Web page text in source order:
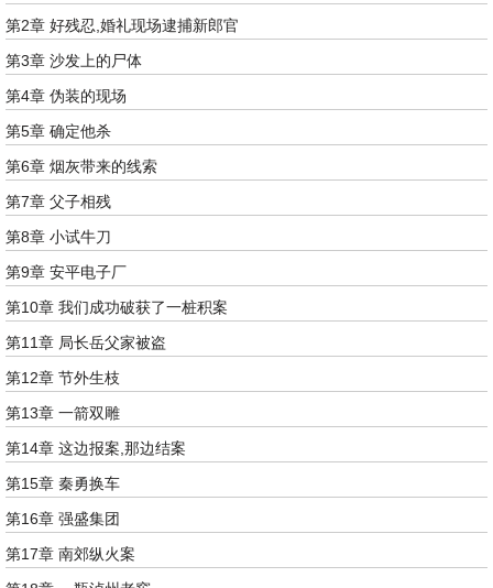
第2章 好残忍,婚礼现场逮捕新郎官
第3章 沙发上的尸体
第4章 伪装的现场
第5章 确定他杀
第6章 烟灰带来的线索
第7章 父子相残
第8章 小试牛刀
第9章 安平电子厂
第10章 我们成功破获了一桩积案
第11章 局长岳父家被盗
第12章 节外生枝
第13章 一箭双雕
第14章 这边报案,那边结案
第15章 秦勇换车
第16章 强盛集团
第17章 南郊纵火案